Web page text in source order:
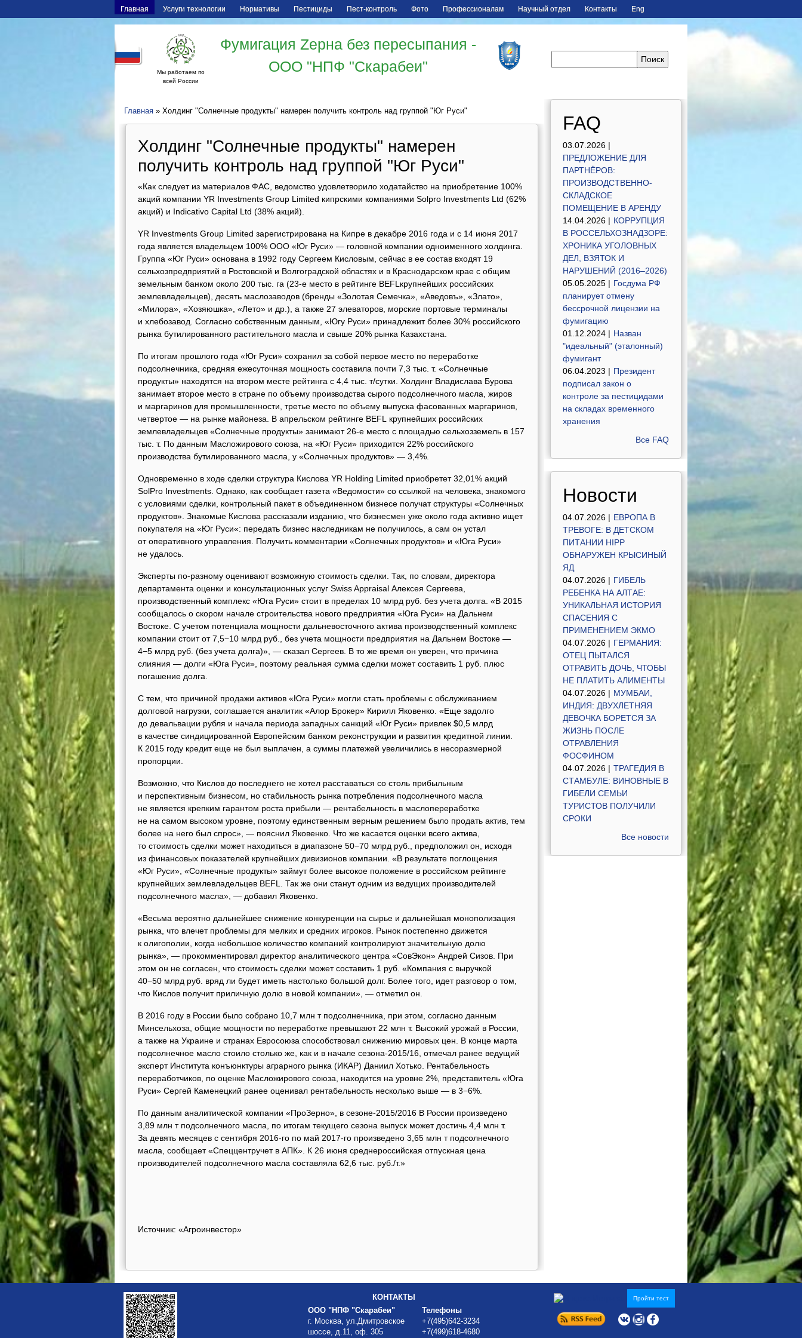
Главная Услуги технологии Нормативы Пестициды Пест-контроль Фото Профессионалам Научный отдел Контакты Eng
Мы работаем по
всей России
Фумигация Zерна без пересыпания -
ООО "НПФ "Скарабеи"
Главная » Холдинг "Солнечные продукты" намерен получить контроль над группой "Юг Руси"
Холдинг "Солнечные продукты" намерен
получить контроль над группой "Юг Руси"
«Как следует из материалов ФАС, ведомство удовлетворило ходатайство на приобретение 100%
акций компании YR Investments Group Limited кипрскими компаниями Solpro Investments Ltd (62%
акций) и Indicativo Capital Ltd (38% акций).
YR Investments Group Limited зарегистрирована на Кипре в декабре 2016 года и с 14 июня 2017
года является владельцем 100% ООО «Юг Руси» — головной компании одноименного холдинга.
Группа «Юг Руси» основана в 1992 году Сергеем Кисловым, сейчас в ее состав входят 19
сельхозпредприятий в Ростовской и Волгоградской областях и в Краснодарском крае с общим
земельным банком около 200 тыс. га (23-е место в рейтинге BEFLкрупнейших российских
землевладельцев), десять маслозаводов (бренды «Золотая Семечка», «Аведовъ», «Злато»,
«Милора», «Хозяюшка», «Лето» и др.), а также 27 элеваторов, морские портовые терминалы
и хлебозавод. Согласно собственным данным, «Югу Руси» принадлежит более 30% российского
рынка бутилированного растительного масла и свыше 20% рынка Казахстана.
По итогам прошлого года «Юг Руси» сохранил за собой первое место по переработке
подсолнечника, средняя ежесуточная мощность составила почти 7,3 тыс. т. «Солнечные
продукты» находятся на втором месте рейтинга с 4,4 тыс. т/сутки. Холдинг Владислава Бурова
занимает второе место в стране по объему производства сырого подсолнечного масла, жиров
и маргаринов для промышленности, третье место по объему выпуска фасованных маргаринов,
четвертое — на рынке майонеза. В апрельском рейтинге BEFL крупнейших российских
землевладельцев «Солнечные продукты» занимают 26-е место с площадью сельхозземель в 157
тыс. т. По данным Масложирового союза, на «Юг Руси» приходится 22% российского
производства бутилированного масла, у «Солнечных продуктов» — 3,4%.
Одновременно в ходе сделки структура Кислова YR Holding Limited приобретет 32,01% акций
SolPro Investments. Однако, как сообщает газета «Ведомости» со ссылкой на человека, знакомого
с условиями сделки, контрольный пакет в объединенном бизнесе получат структуры «Солнечных
продуктов». Знакомые Кислова рассказали изданию, что бизнесмен уже около года активно ищет
покупателя на «Юг Руси«: передать бизнес наследникам не получилось, а сам он устал
от оперативного управления. Получить комментарии «Солнечных продуктов» и «Юга Руси»
не удалось.
Эксперты по-разному оценивают возможную стоимость сделки. Так, по словам, директора
департамента оценки и консультационных услуг Swiss Appraisal Алексея Сергеева,
производственный комплекс «Юга Руси» стоит в пределах 10 млрд руб. без учета долга. «В 2015
сообщалось о скором начале строительства нового предприятия «Юга Руси» на Дальнем
Востоке. С учетом потенциала мощности дальневосточного актива производственный комплекс
компании стоит от 7,5−10 млрд руб., без учета мощности предприятия на Дальнем Востоке —
4−5 млрд руб. (без учета долга)», — сказал Сергеев. В то же время он уверен, что причина
слияния — долги «Юга Руси», поэтому реальная сумма сделки может составить 1 руб. плюс
погашение долга.
С тем, что причиной продажи активов «Юга Руси» могли стать проблемы с обслуживанием
долговой нагрузки, соглашается аналитик «Алор Брокер» Кирилл Яковенко. «Еще задолго
до девальвации рубля и начала периода западных санкций «Юг Руси» привлек $0,5 млрд
в качестве синдицированной Европейским банком реконструкции и развития кредитной линии.
К 2015 году кредит еще не был выплачен, а суммы платежей увеличились в несоразмерной
пропорции.
Возможно, что Кислов до последнего не хотел расставаться со столь прибыльным
и перспективным бизнесом, но стабильность рынка потребления подсолнечного масла
не является крепким гарантом роста прибыли — рентабельность в маслопереработке
не на самом высоком уровне, поэтому единственным верным решением было продать актив, тем
более на него был спрос», — пояснил Яковенко. Что же касается оценки всего актива,
то стоимость сделки может находиться в диапазоне 50−70 млрд руб., предположил он, исходя
из финансовых показателей крупнейших дивизионов компании. «В результате поглощения
«Юг Руси», «Солнечные продукты» займут более высокое положение в российском рейтинге
крупнейших землевладельцев BEFL. Так же они станут одним из ведущих производителей
подсолнечного масла», — добавил Яковенко.
«Весьма вероятно дальнейшее снижение конкуренции на сырье и дальнейшая монополизация
рынка, что влечет проблемы для мелких и средних игроков. Рынок постепенно движется
к олигополии, когда небольшое количество компаний контролируют значительную долю
рынка», — прокомментировал директор аналитического центра «СовЭкон» Андрей Сизов. При
этом он не согласен, что стоимость сделки может составить 1 руб. «Компания с выручкой
40−50 млрд руб. вряд ли будет иметь настолько большой долг. Более того, идет разговор о том,
что Кислов получит приличную долю в новой компании», — отметил он.
В 2016 году в России было собрано 10,7 млн т подсолнечника, при этом, согласно данным
Минсельхоза, общие мощности по переработке превышают 22 млн т. Высокий урожай в России,
а также на Украине и странах Евросоюза способствовал снижению мировых цен. В конце марта
подсолнечное масло стоило столько же, как и в начале сезона-2015/16, отмечал ранее ведущий
эксперт Института конъюнктуры аграрного рынка (ИКАР) Даниил Хотько. Рентабельность
переработчиков, по оценке Масложирового союза, находится на уровне 2%, представитель «Юга
Руси» Сергей Каменецкий ранее оценивал рентабельность несколько выше — в 3−6%.
По данным аналитической компании «ПроЗерно», в сезоне-2015/2016 В России произведено
3,89 млн т подсолнечного масла, по итогам текущего сезона выпуск может достичь 4,4 млн т.
За девять месяцев с сентября 2016-го по май 2017-го произведено 3,65 млн т подсолнечного
масла, сообщает «Спеццентручет в АПК». К 26 июня среднероссийская отпускная цена
производителей подсолнечного масла составляла 62,6 тыс. руб./т.»
Источник: «Агроинвестор»
FAQ
03.07.2026 |
ПРЕДЛОЖЕНИЕ ДЛЯ
ПАРТНЁРОВ:
ПРОИЗВОДСТВЕННО-
СКЛАДСКОЕ
ПОМЕЩЕНИЕ В АРЕНДУ
14.04.2026 | КОРРУПЦИЯ
В РОССЕЛЬХОЗНАДЗОРЕ:
ХРОНИКА УГОЛОВНЫХ
ДЕЛ, ВЗЯТОК И
НАРУШЕНИЙ (2016–2026)
05.05.2025 | Госдума РФ
планирует отмену
бессрочной лицензии на
фумигацию
01.12.2024 | Назван
"идеальный" (эталонный)
фумигант
06.04.2023 | Президент
подписал закон о
контроле за пестицидами
на складах временного
хранения
Все FAQ
Новости
04.07.2026 | ЕВРОПА В
ТРЕВОГЕ: В ДЕТСКОМ
ПИТАНИИ HIPP
ОБНАРУЖЕН КРЫСИНЫЙ
ЯД
04.07.2026 | ГИБЕЛЬ
РЕБЕНКА НА АЛТАЕ:
УНИКАЛЬНАЯ ИСТОРИЯ
СПАСЕНИЯ С
ПРИМЕНЕНИЕМ ЭКМО
04.07.2026 | ГЕРМАНИЯ:
ОТЕЦ ПЫТАЛСЯ
ОТРАВИТЬ ДОЧЬ, ЧТОБЫ
НЕ ПЛАТИТЬ АЛИМЕНТЫ
04.07.2026 | МУМБАИ,
ИНДИЯ: ДВУХЛЕТНЯЯ
ДЕВОЧКА БОРЕТСЯ ЗА
ЖИЗНЬ ПОСЛЕ
ОТРАВЛЕНИЯ
ФОСФИНОМ
04.07.2026 | ТРАГЕДИЯ В
СТАМБУЛЕ: ВИНОВНЫЕ В
ГИБЕЛИ СЕМЬИ
ТУРИСТОВ ПОЛУЧИЛИ
СРОКИ
Все новости
КОНТАКТЫ
ООО "НПФ "Скарабеи"
г. Москва, ул.Дмитровское
шоссе, д.11, оф. 305
Телефоны
+7(495)642-3234
+7(499)618-4680
Пройти тест